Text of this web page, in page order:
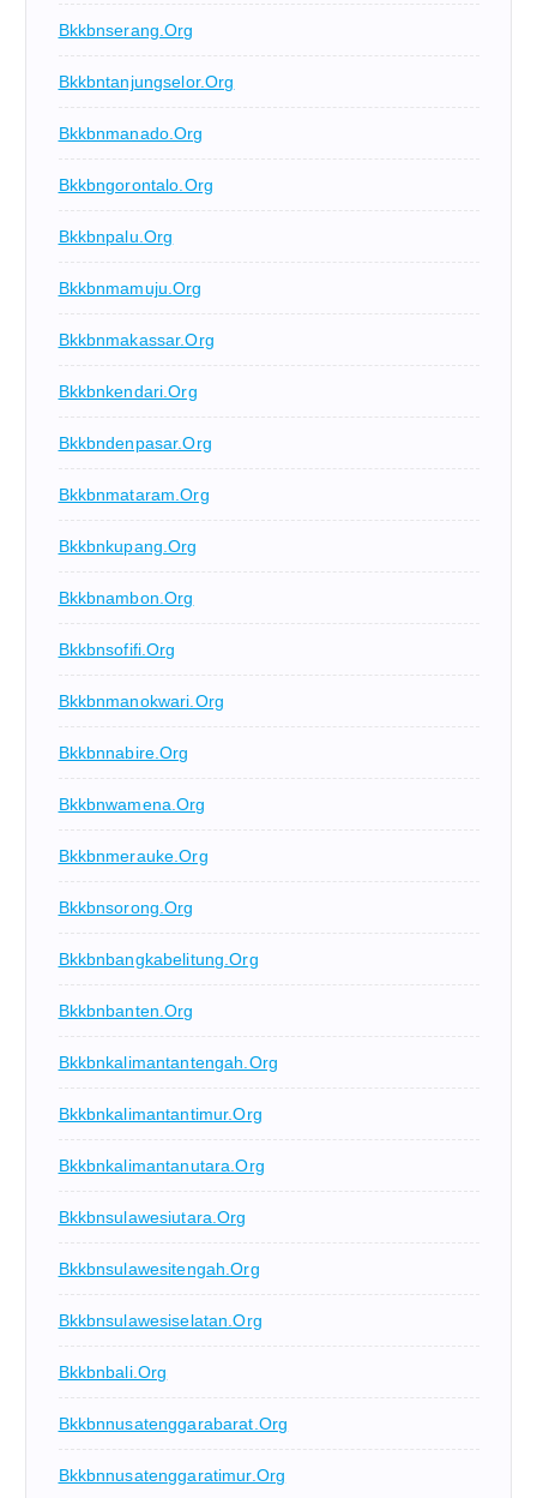
Bkkbnserang.org
Bkkbntanjungselor.org
Bkkbnmanado.org
Bkkbngorontalo.org
Bkkbnpalu.org
Bkkbnmamuju.org
Bkkbnmakassar.org
Bkkbnkendari.org
Bkkbndenpasar.org
Bkkbnmataram.org
Bkkbnkupang.org
Bkkbnambon.org
Bkkbnsofifi.org
Bkkbnmanokwari.org
Bkkbnnabire.org
Bkkbnwamena.org
Bkkbnmerauke.org
Bkkbnsorong.org
Bkkbnbangkabelitung.org
Bkkbnbanten.org
Bkkbnkalimantantengah.org
Bkkbnkalimantantimur.org
Bkkbnkalimantanutara.org
Bkkbnsulawesiutara.org
Bkkbnsulawesitengah.org
Bkkbnsulawesiselatan.org
Bkkbnbali.org
Bkkbnnusatenggarabarat.org
Bkkbnnusatenggaratimur.org